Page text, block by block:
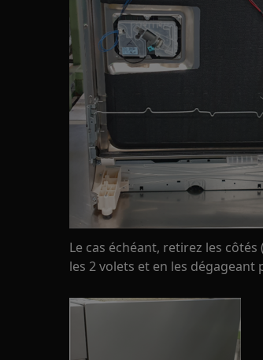
Le cas échéant, retirez les
les 2 volets et en les